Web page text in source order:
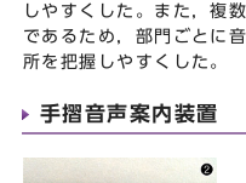
しやすくした。また，複
であるため，部門ごとに
所を把握しやすくした。
手摺音声案内装置